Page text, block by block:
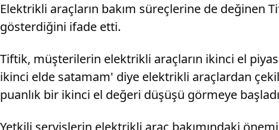
Elektrikli araçların bakım süreçlerine de değinen
gösterdiğini ifade etti.
Tiftik, müşterilerin elektrikli araçların ikinci el
ikinci elde satamam' diye elektrikli araçlardan
puanlık bir ikinci el değeri düşüşü görmeye